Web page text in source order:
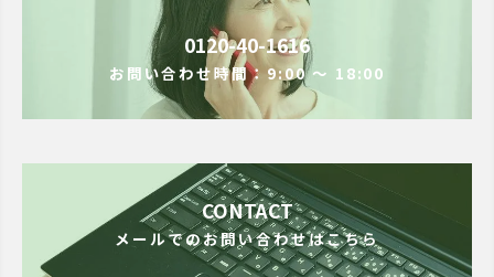
0120-40-1616
お問い合わせ時間：9:00 ～ 18:00
CONTACT
メールでのお問い合わせはこちら